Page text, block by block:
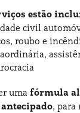
estão
civil
roubo e
uma fórmula
, para